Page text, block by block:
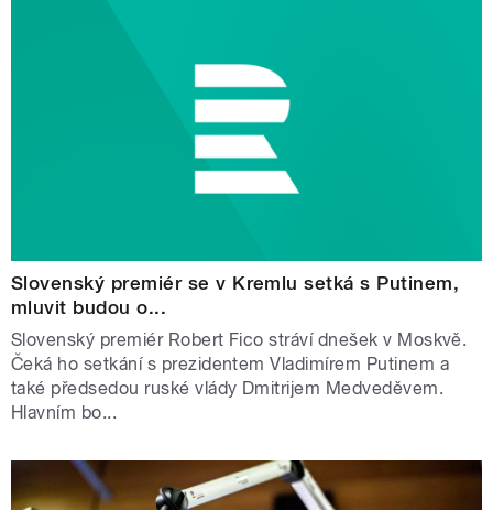
Slovenský premiér se v Kremlu setká s Putinem,
mluvit budou o...
Slovenský premiér Robert Fico stráví dnešek v Moskvě.
Čeká ho setkání s prezidentem Vladimírem Putinem a
také předsedou ruské vlády Dmitrijem Medveděvem.
Hlavním bo...